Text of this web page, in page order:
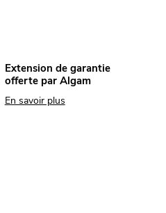
Extension de garantie
offerte par Algam
En savoir plus